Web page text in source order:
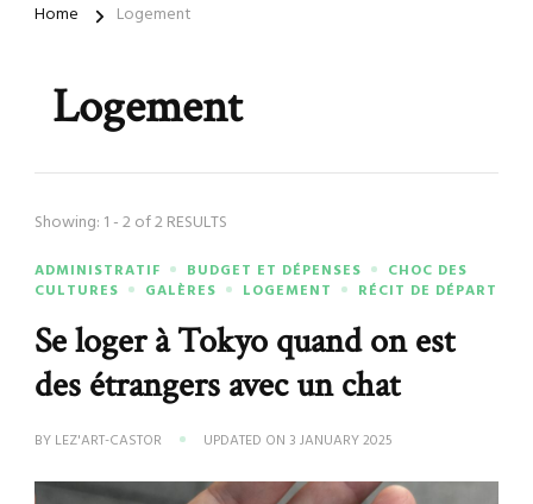
Home Logement
Logement
Showing: 1 - 2 of 2 RESULTS
ADMINISTRATIF BUDGET ET DÉPENSES
CHOC DES
CULTURES
GALÈRES LOGEMENT RÉCIT DE DÉPART
Se loger à Tokyo quand on est
des étrangers avec un chat
BY LEZ'ART-CASTOR UPDATED ON 3 JANUARY 2025